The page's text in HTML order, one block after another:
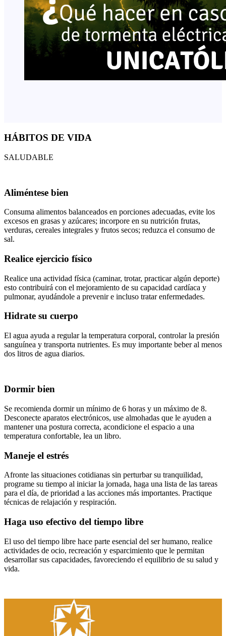
HÁBITOS DE VIDA
SALUDABLE
Aliméntese bien
Consuma alimentos balanceados en porciones adecuadas, evite los
excesos en grasas y azúcares; incorpore en su nutrición frutas,
verduras, cereales integrales y frutos secos; reduzca el consumo de
sal.
Realice ejercicio físico
Realice una actividad física (caminar, trotar, practicar algún deporte)
esto contribuirá con el mejoramiento de su capacidad cardíaca y
pulmonar, ayudándole a prevenir e incluso tratar enfermedades.
Hidrate su cuerpo
El agua ayuda a regular la temperatura corporal, controlar la presión
sanguínea y transporta nutrientes. Es muy importante beber al menos
dos litros de agua diarios.
Dormir bien
Se recomienda dormir un mínimo de 6 horas y un máximo de 8.
Desconecte aparatos electrónicos, use almohadas que le ayuden a
mantener una postura correcta, acondicione el espacio a una
temperatura confortable, lea un libro.
Maneje el estrés
Afronte las situaciones cotidianas sin perturbar su tranquilidad,
programe su tiempo al iniciar la jornada, haga una lista de las tareas
para el día, de prioridad a las acciones más importantes. Practique
técnicas de relajación y respiración.
Haga uso efectivo del tiempo libre
El uso del tiempo libre hace parte esencial del ser humano, realice
actividades de ocio, recreación y esparcimiento que le permitan
desarrollar sus capacidades, favoreciendo el equilibrio de su salud y
vida.